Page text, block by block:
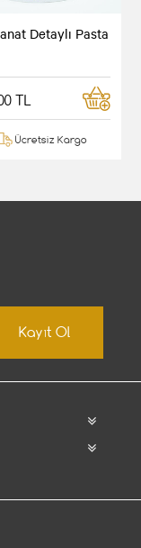
Detaylı Pasta
TL
Ücretsiz Kargo
Kayıt Ol